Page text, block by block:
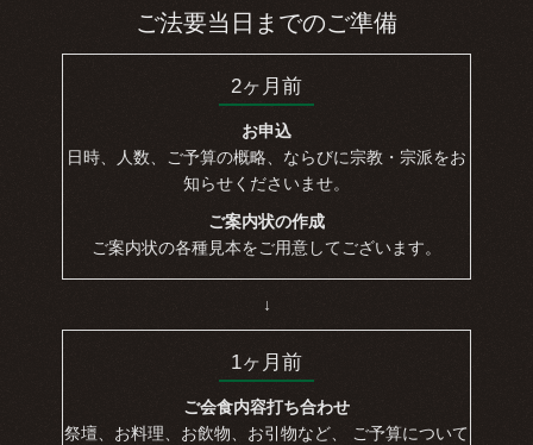
ご法要当日までのご準備
2ヶ月前
お申込
日時、人数、ご予算の概略、ならびに宗教・宗派をお
知らせくださいませ。
ご案内状の作成
ご案内状の各種見本をご用意してございます。
↓
1ヶ月前
ご会食内容打ち合わせ
祭壇、お料理、お飲物、お引物など、 ご予算について